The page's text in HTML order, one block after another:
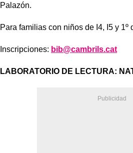
Palazón.
Para familias con niños de I4, I5 y 1º
Inscripciones: bib@cambrils.cat
LABORATORIO DE LECTURA: